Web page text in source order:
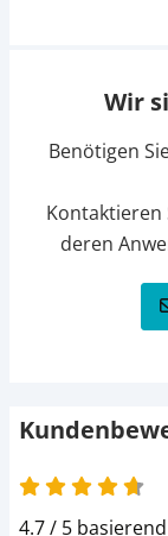
Wir
Benötigen
Kontaktieren
deren
4.7 / 5